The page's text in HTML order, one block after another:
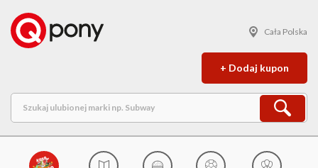
Cała Polska
+ Dodaj kupon